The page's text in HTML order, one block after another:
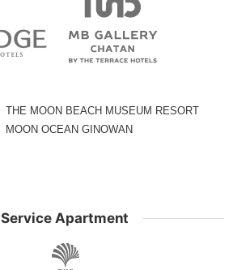
THE MOON BEACH MUSEUM RESORT
MOON OCEAN GINOWAN
Service Apartment